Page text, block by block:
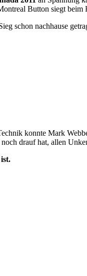
Button siegt beim
schon nachhause
konnte Mark
drauf hat, allen